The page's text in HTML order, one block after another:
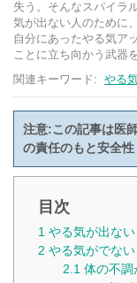
失う。そんなスパイラ
気が出ない人のために
自分にあったやる気ア
ことに立ち向かう武器
関連キーワード: やる
注意:この記事は医
の責任のもと安全性
目次
1 やる気が出な
2 やる気がでな
2.1 体の不調